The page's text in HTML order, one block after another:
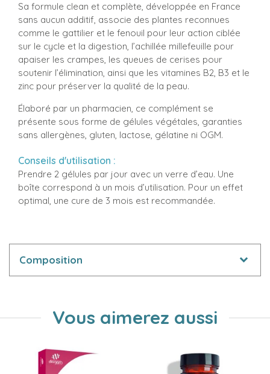
Sa formule clean et complète, développée en France
sans aucun additif, associe des plantes reconnues
comme le gattilier et le fenouil pour leur action ciblée
sur le cycle et la digestion, l’achillée millefeuille pour
apaiser les crampes, les queues de cerises pour
soutenir l’élimination, ainsi que les vitamines B2, B3 et le
zinc pour préserver la qualité de la peau.
Élaboré par un pharmacien, ce complément se
présente sous forme de gélules végétales, garanties
sans allergènes, gluten, lactose, gélatine ni OGM.
Conseils d'utilisation :
Prendre 2 gélules par jour avec un verre d’eau. Une
boîte correspond à un mois d’utilisation. Pour un effet
optimal, une cure de 3 mois est recommandée.
Composition
Vous aimerez aussi